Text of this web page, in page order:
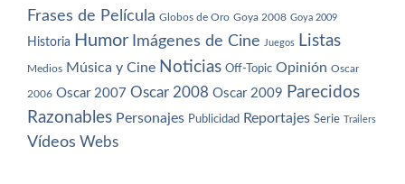
Frases de Película Globos de Oro Goya 2008 Goya 2009
Historia Humor Imágenes de Cine Juegos Listas
Medios Música y Cine Noticias Off-Topic Opinión Oscar
2006 Oscar 2007 Oscar 2008 Oscar 2009 Parecidos
Razonables Personajes Publicidad Reportajes Serie Trailers
Vídeos Webs